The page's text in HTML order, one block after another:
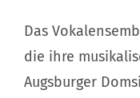
Das
die ihre
Augsburger